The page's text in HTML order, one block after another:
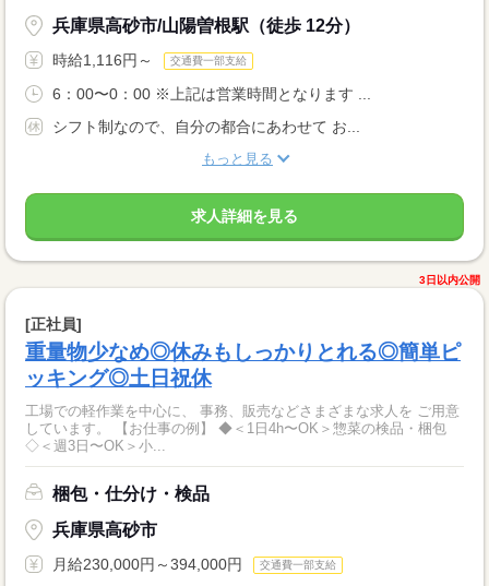
兵庫県高砂市/山陽曽根駅（徒歩 12分）
時給1,116円～ 交通費一部支給
6：00〜0：00 ※上記は営業時間となります ...
シフト制なので、自分の都合にあわせて お...
もっと見る
求人詳細を見る
3日以内公開
[正社員]
重量物少なめ◎休みもしっかりとれる◎簡単ピ
ッキング◎土日祝休
工場での軽作業を中心に、 事務、販売などさまざまな求人を ご用意
しています。 【お仕事の例】 ◆＜1日4h〜OK＞惣菜の検品・梱包
◇＜週3日〜OK＞小...
梱包・仕分け・検品
兵庫県高砂市
月給230,000円～394,000円 交通費一部支給